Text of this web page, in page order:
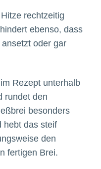
rechtzeitig
ebenso, dass
oder gar
Rezept unterhalb
rundet den
besonders
hebt das steif
den
fertigen Brei.